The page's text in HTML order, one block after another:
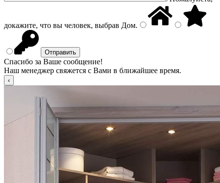
докажите, что вы человек, выбрав Дом.
Спасибо за Ваше сообщение!
Наш менеджер свяжется с Вами в ближайшее время.